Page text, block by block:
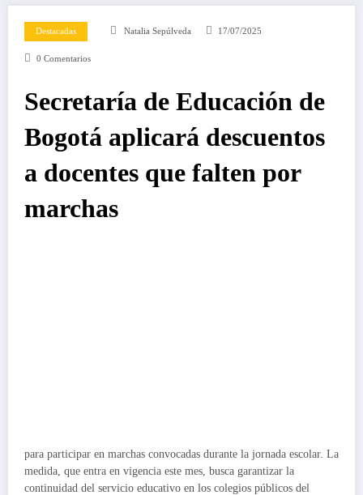
Destacadas Natalia Sepúlveda 17/07/2025
0 Comentarios
Secretaría de Educación de
Bogotá aplicará descuentos
a docentes que falten por
marchas
para participar en marchas convocadas durante la jornada escolar. La
medida, que entra en vigencia este mes, busca garantizar la
continuidad del servicio educativo en los colegios públicos del